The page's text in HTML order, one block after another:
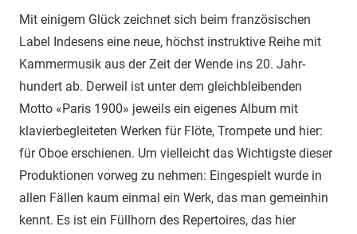
Mit einigem Glück zeichnet sich beim französischen
Label Indesens eine neue, höchst instruktive Reihe mit
Kammermusik aus der Zeit der Wende ins 20. Jahr-
hundert ab. Derweil ist unter dem gleichbleibenden
Motto «Paris 1900» jeweils ein eigenes Album mit
klavierbegleiteten Werken für Flöte, Trompete und hier:
für Oboe erschienen. Um vielleicht das Wichtigste dieser
Produktionen vorweg zu nehmen: Eingespielt wurde in
allen Fällen kaum einmal ein Werk, das man gemeinhin
kennt. Es ist ein Füllhorn des Repertoires, das hier